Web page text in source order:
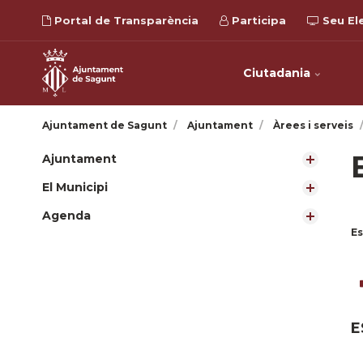
Portal de Transparència Participa Seu
Ciutadania
Ajuntament de Sagunt Ajuntament Àrees i serveis
Ajuntament
El Municipi
Agenda